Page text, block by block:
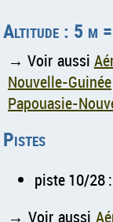
Altitude : 5 m
→ Voir aussi
Nouvelle-Guinée
Papouasie-
Pistes
piste 10/28
→ Voir aussi